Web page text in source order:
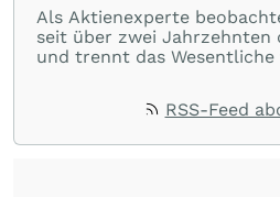
Als Aktienexperte
seit über zwei Jahrzehnten
und trennt das
und liefert wöchentlich
und Renditen liefern.
RSS-Feed